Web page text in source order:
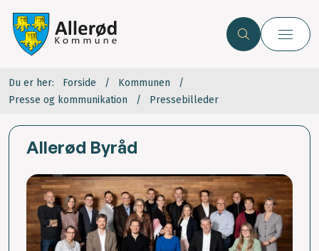
Du er her: Forside
Kommunen
Presse og kommunikation
Pressebilleder
Allerød Byråd